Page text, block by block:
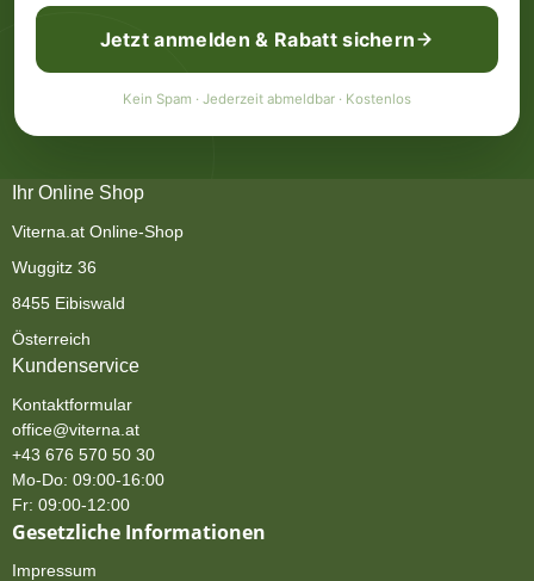
Jetzt anmelden & Rabatt sichern
Kein Spam · Jederzeit abmeldbar · Kostenlos
Ihr Online Shop
Viterna.at Online-Shop
Wuggitz 36
8455 Eibiswald
Österreich
Kundenservice
Kontaktformular
office@viterna.at
+43 676 570 50 30
Mo-Do: 09:00-16:00
Fr: 09:00-12:00
Gesetzliche Informationen
Impressum